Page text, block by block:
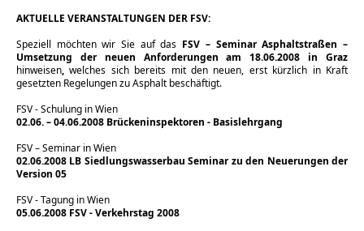
AKTUELLE VERANSTALTUNGEN DER FSV:
Speziell möchten wir Sie auf das FSV – Seminar Asphaltstraßen –
Umsetzung der neuen Anforderungen am 18.06.2008 in Graz
hinweisen,welches sich bereits mit den neuen, erst kürzlich in Kraft
gesetzten Regelungen zu Asphalt beschäftigt.
FSV - Schulung in Wien
02.06. – 04.06.2008 Brückeninspektoren - Basislehrgang
FSV – Seminar in Wien
02.06.2008 LB Siedlungswasserbau Seminar zu den Neuerungen der
Version 05
FSV - Tagung in Wien
05.06.2008 FSV - Verkehrstag 2008